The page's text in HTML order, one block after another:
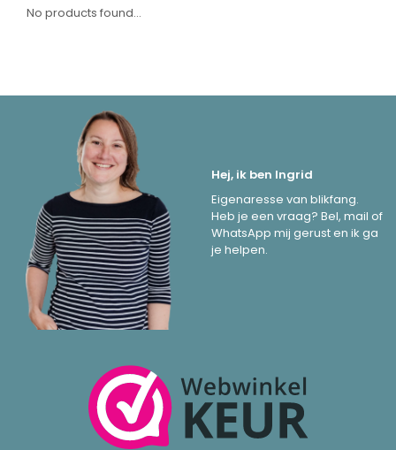
No products found...
Hej, ik ben Ingrid
Eigenaresse van blikfang.
Heb je een vraag? Bel, mail of
WhatsApp mij gerust en ik ga
je helpen.